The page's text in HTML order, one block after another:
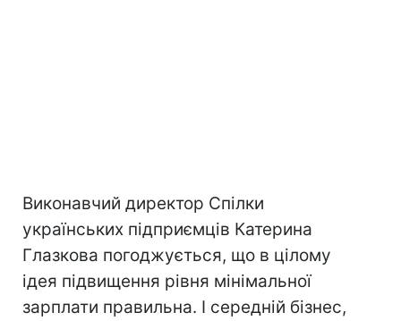
Виконавчий директор Спілки
українських підприємців Катерина
Глазкова погоджується, що в цілому
ідея підвищення рівня мінімальної
зарплати правильна. І середній бізнес,